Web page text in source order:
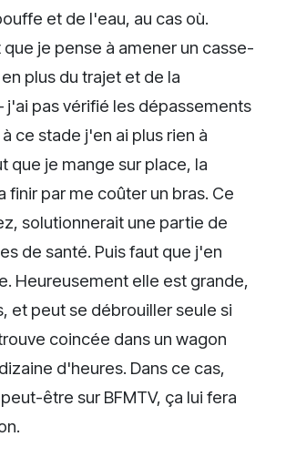
et de l'eau, au cas où.
que je pense à amener un casse-
plus du trajet et de la
j'ai pas vérifié les dépassements
ce stade j'en ai plus rien à
que je mange sur place, la
finir par me coûter un bras. Ce
solutionnerait une partie de
de santé. Puis faut que j'en
Heureusement elle est grande,
et peut se débrouiller seule si
coincée dans un wagon
d'heures. Dans ce cas,
être sur BFMTV, ça lui fera